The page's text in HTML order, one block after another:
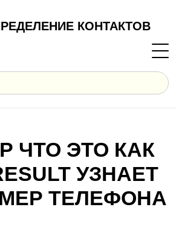
КОНТАКТОВ
ЧТО ЭТО КАК
УЗНАЕТ
ТЕЛЕФОНА